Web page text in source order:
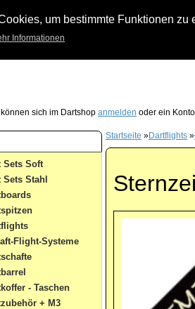
um bestimmte Funktionen
Informationen
sich im Dartshop anmelden oder ein
Sets Soft
Sets Stahl
Flight-Systeme
- Taschen
+ M3
Startseite »Dartflights »